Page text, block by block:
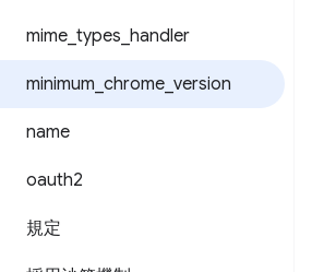
mime types handler
minimum chrome version
name
oauth2
規定